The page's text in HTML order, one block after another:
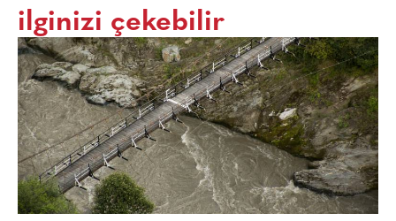
ilginizi çekebilir